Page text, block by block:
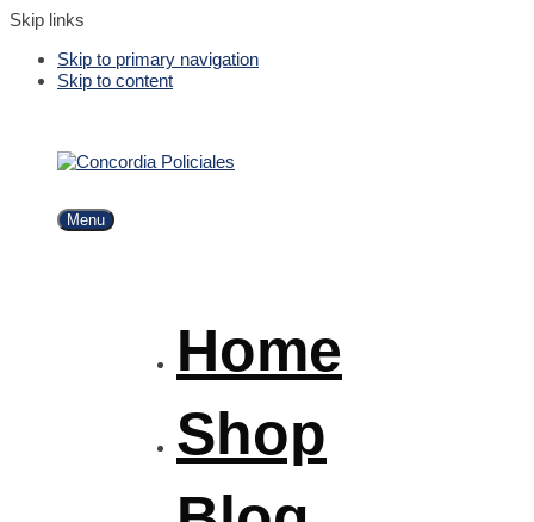
Skip links
Skip to primary navigation
Skip to content
Menu
Home
Shop